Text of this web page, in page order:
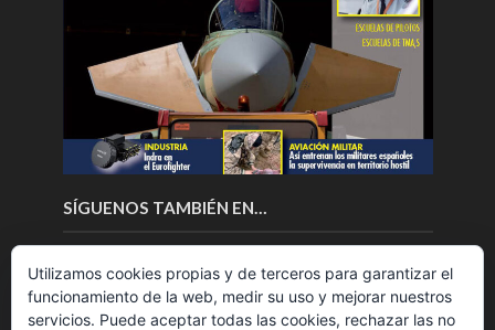
SÍGUENOS TAMBIÉN EN…
Utilizamos cookies propias y de terceros para garantizar el
funcionamiento de la web, medir su uso y mejorar nuestros
servicios. Puede aceptar todas las cookies, rechazar las no